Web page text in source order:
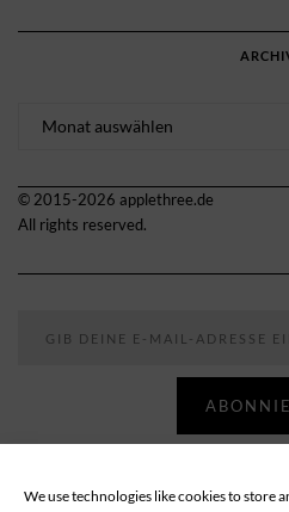
We use technologies like cookies to store
© 2015-2026 applethree.de
All rights reserved.